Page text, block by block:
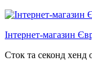
Інтернет-магазин
Сток та секонд хенд